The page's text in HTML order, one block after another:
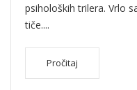
psiholoških trilera. Vrlo
tiče....
Pročitaj